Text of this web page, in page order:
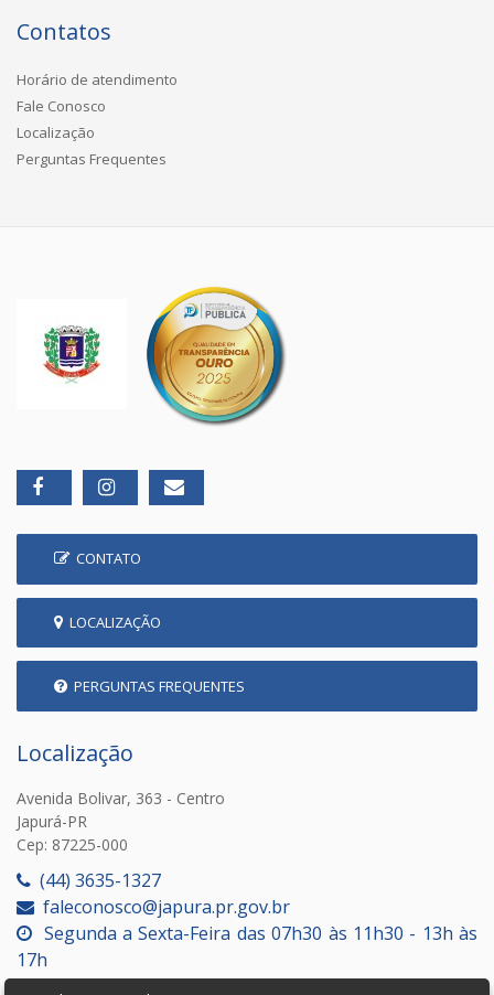
Contatos
Horário de atendimento
Fale Conosco
Localização
Perguntas Frequentes
CONTATO
LOCALIZAÇÃO
PERGUNTAS FREQUENTES
Localização
Avenida Bolivar, 363 - Centro
Japurá-PR
Cep: 87225-000
(44) 3635-1327
faleconosco@japura.pr.gov.br
Segunda a Sexta-Feira das 07h30 às 11h30 - 13h às
17h